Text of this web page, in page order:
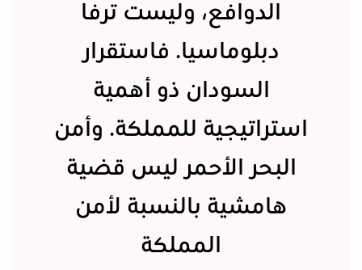
الدوافع، وليست ترفا
دبلوماسيا. فاستقرار
السودان ذو أهمية
استراتيجية للمملكة. وأمن
البحر الأحمر ليس قضية
هامشية بالنسبة لأمن
المملكة